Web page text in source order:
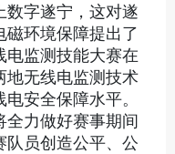
数字遂宁，这对遂
磁环境保障提出了
电监测技能大赛在
地无线电监测技术
安全保障水平。
力做好赛事期间
队员创造公平、公